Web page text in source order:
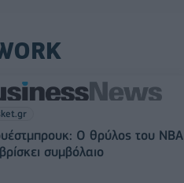
Ο θρύλος του NBA
συμβόλαιο